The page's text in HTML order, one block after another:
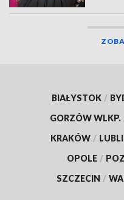
BIAŁYSTOK /
GORZÓW WLKP.
KRAKÓW /
OPOLE /
SZCZECIN /